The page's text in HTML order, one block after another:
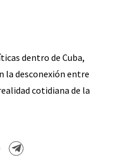
dentro de Cuba,
la desconexión entre
cotidiana de la